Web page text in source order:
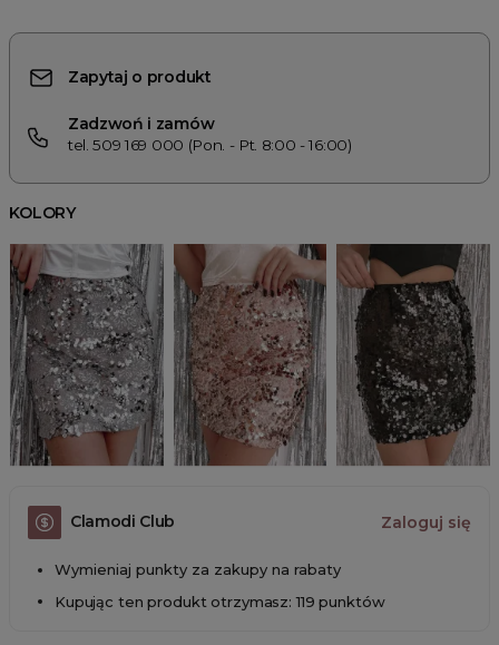
Zapytaj o produkt
Zadzwoń i zamów
tel. 509 169 000 (Pon. - Pt. 8:00 - 16:00)
KOLORY
Clamodi Club Zaloguj się
Wymieniaj punkty za zakupy na rabaty
Kupując ten produkt otrzymasz: 119 punktów